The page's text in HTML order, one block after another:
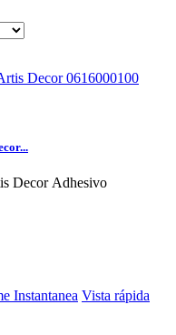
Decor Adhesivo
Vista rápida